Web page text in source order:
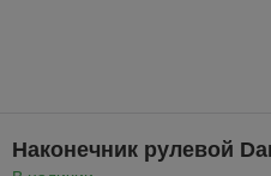
Наконечник рулевой